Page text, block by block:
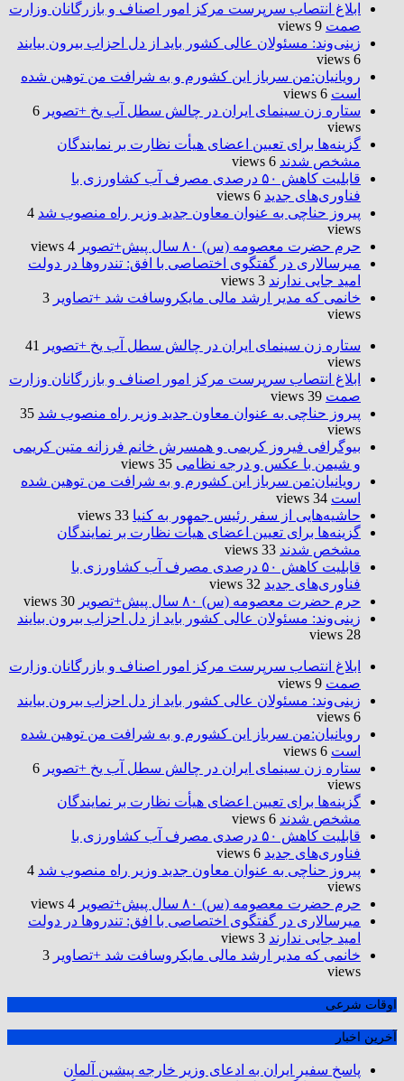
ابلاغ انتصاب سرپرست مرکز امور اصناف و بازرگانان وزارت
صمت 9 views
زینی‌وند: مسئولان عالی کشور باید از دل احزاب بیرون بیایند
6 views
رویانیان:من سرباز این کشورم و به شرافت من توهین شده
است 6 views
ستاره زن سینمای ایران در چالش سطل آب یخ +تصویر 6
views
گزینه‌ها برای تعیین اعضای هیأت نظارت بر نمایندگان
مشخص شدند 6 views
قابلیت کاهش ۵۰ درصدی مصرف آب کشاورزی با
فناوری‌های جدید 6 views
پیروز حناچی به عنوان معاون جدید وزیر راه منصوب شد 4
views
حرم حضرت‌ معصومه (س) ۸۰ سال پیش+تصویر
4 views
میرسالاری در گفتگوی اختصاصی با افق: تندروها در دولت
امید جایی ندارند 3 views
خانمی که مدیر ارشد مالی مایکروسافت شد +تصاویر 3
views
ستاره زن سینمای ایران در چالش سطل آب یخ +تصویر 41
views
ابلاغ انتصاب سرپرست مرکز امور اصناف و بازرگانان وزارت
صمت 39 views
پیروز حناچی به عنوان معاون جدید وزیر راه منصوب شد 35
views
بیوگرافی فیروز کریمی و همسرش خانم فرزانه متین کریمی
و شیمن با عکس و درجه نظامی 35 views
رویانیان:من سرباز این کشورم و به شرافت من توهین شده
است 34 views
حاشیه‌هایی از سفر رئیس جمهور به کنیا 33 views
گزینه‌ها برای تعیین اعضای هیأت نظارت بر نمایندگان
مشخص شدند 33 views
قابلیت کاهش ۵۰ درصدی مصرف آب کشاورزی با
فناوری‌های جدید 32 views
حرم حضرت‌ معصومه (س) ۸۰ سال پیش+تصویر
30 views
زینی‌وند: مسئولان عالی کشور باید از دل احزاب بیرون بیایند
28 views
ابلاغ انتصاب سرپرست مرکز امور اصناف و بازرگانان وزارت
صمت 9 views
زینی‌وند: مسئولان عالی کشور باید از دل احزاب بیرون بیایند
6 views
رویانیان:من سرباز این کشورم و به شرافت من توهین شده
است 6 views
ستاره زن سینمای ایران در چالش سطل آب یخ +تصویر 6
views
گزینه‌ها برای تعیین اعضای هیأت نظارت بر نمایندگان
مشخص شدند 6 views
قابلیت کاهش ۵۰ درصدی مصرف آب کشاورزی با
فناوری‌های جدید 6 views
پیروز حناچی به عنوان معاون جدید وزیر راه منصوب شد 4
views
حرم حضرت‌ معصومه (س) ۸۰ سال پیش+تصویر
4 views
میرسالاری در گفتگوی اختصاصی با افق: تندروها در دولت
امید جایی ندارند 3 views
خانمی که مدیر ارشد مالی مایکروسافت شد +تصاویر 3
views
اوقات شرعی
آخرین اخبار
پاسخ سفیر ایران به ادعای وزیر خارجه پیشین آلمان